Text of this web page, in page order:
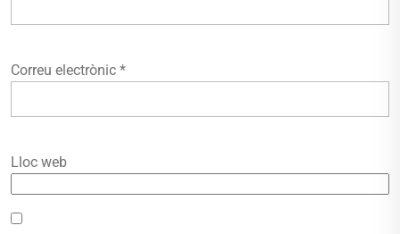
Correu electrònic *
Lloc web